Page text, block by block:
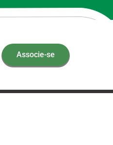
Associe-se